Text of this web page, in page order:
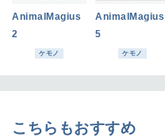
AnimalMagius
2
ケモノ
AnimalMagius
5
ケモノ
こちらもおすすめ